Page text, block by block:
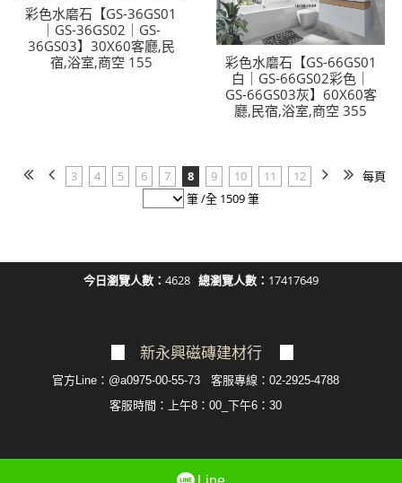
彩色水磨石【GS-36GS01
｜GS-36GS02｜GS-
36GS03】30X60客廳,民
宿,浴室,商空 155
彩色水磨石【GS-66GS01
白｜GS-66GS02彩色｜
GS-66GS03灰】60X60客
廳,民宿,浴室,商空 355
3 4 5 6 7 8 9 10 11 12
每頁
筆 /全 1509 筆
今日瀏覽人數： 4628 總瀏覽人數： 17417649
新永興磁磚建材行
官方Line：@a0975-00-55-73 客服專線：02-2925-4788
客服 時間：上午8：00_下午6：30